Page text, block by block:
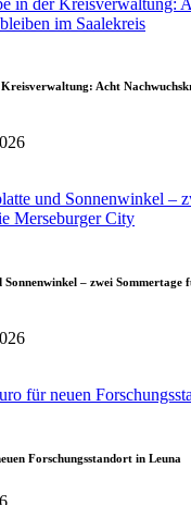
Acht
– zwei Sommertage
Forschungsstandort in Leuna